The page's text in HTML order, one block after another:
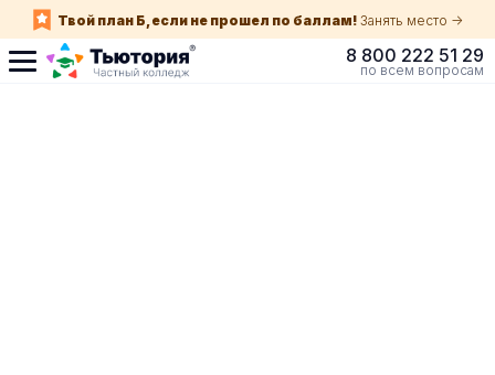
Твой план Б, если не прошел по баллам! Занять место ->
8 800 222 51 29
по всем вопросам